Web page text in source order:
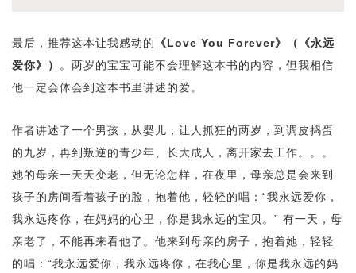
最后，推荐这本让我感动的
《Love You Forever》（《永远
爱你》） 。两岁的宝宝可能不会理解这本书的内容，但我相信
他一定会体会到这本书里讲述的爱。
作者讲述了一个男孩，从婴儿，让人抓狂的两岁，到调皮捣蛋
的九岁，再到叛逆的青少年、长大成人，离开家去工作。。。
她的母亲一天天变老，但无论怎样，在夜里，母亲总是会来到
孩子的房间看着孩子的脸，抱着他，轻轻的唱：“我永远爱你，
我永远疼你，在妈妈的心里，你是我永远的宝贝。” 有一天，母
亲老了，不能再来看他了。他来到母亲的房子，抱着她，轻轻
的唱：“我永远爱你，我永远疼你，在我心里，你是我永远的妈